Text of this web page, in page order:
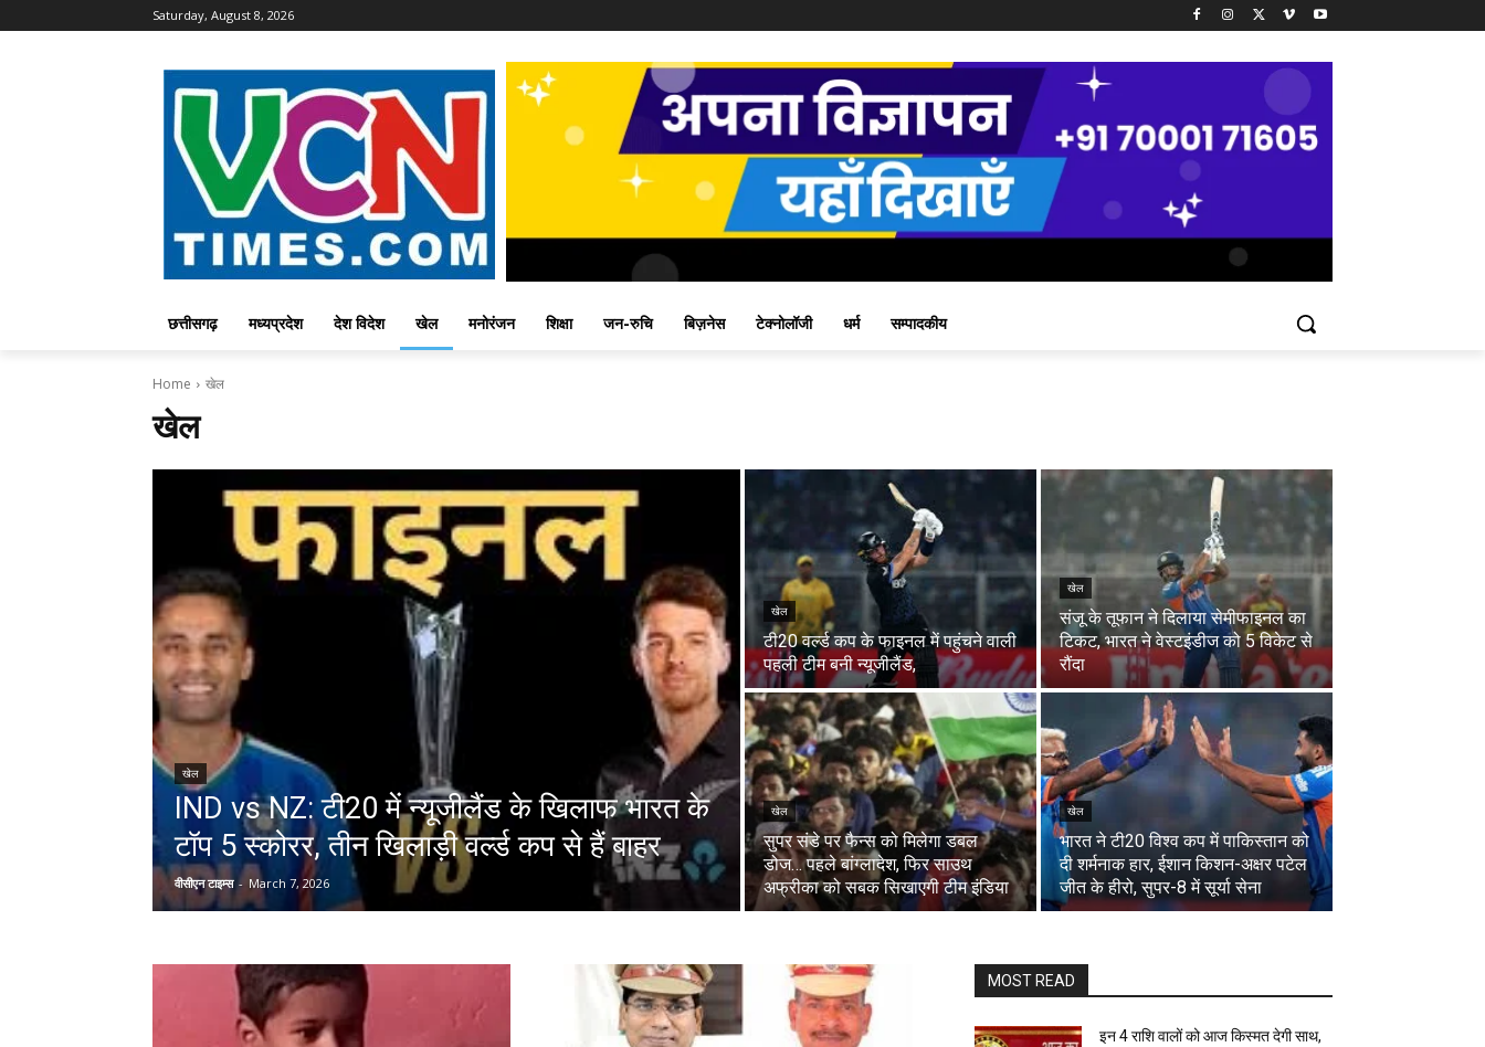
Saturday, August 8, 2026
छत्तीसगढ़ मध्यप्रदेश देश विदेश खेल मनोरंजन शिक्षा जन-रुचि बिज़नेस टेक्नोलॉजी धर्म सम्पादकीय
Home खेल
खेल
खेल
IND vs NZ: टी20 में न्यूजीलैंड के खिलाफ भारत के
टॉप 5 स्कोरर, तीन खिलाड़ी वर्ल्ड कप से हैं बाहर
वीसीएन टाइम्स - March 7, 2026
खेल
टी20 वर्ल्ड कप के फाइनल में पहुंचने वाली
पहली टीम बनी न्यूजीलैंड,
खेल
संजू के तूफान ने दिलाया सेमीफाइनल का
टिकट, भारत ने वेस्टइंडीज को 5 विकेट से
रौंदा
खेल
सुपर संडे पर फैन्स को मिलेगा डबल
डोज… पहले बांग्लादेश, फिर साउथ
अफ्रीका को सबक सिखाएगी टीम इंडिया
खेल
भारत ने टी20 विश्व कप में पाकिस्तान को
दी शर्मनाक हार, ईशान किशन-अक्षर पटेल
जीत के हीरो, सुपर-8 में सूर्या सेना
MOST READ
इन 4 राशि वालों को आज किस्मत देगी साथ,